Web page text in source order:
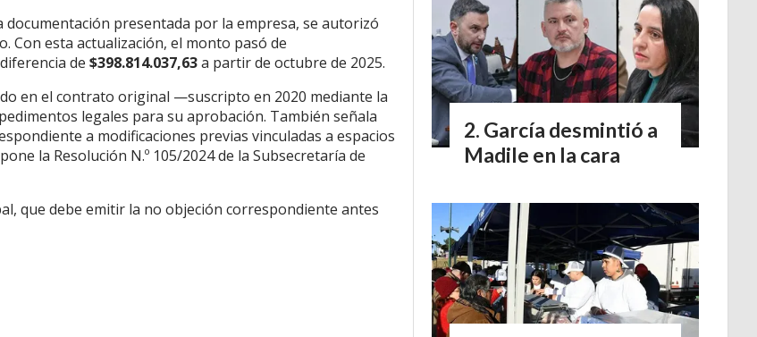
documentación presentada por la empresa, se autorizó
Con esta actualización, el monto pasó de
de $398.814.037,63a partir de octubre de 2025.
en el contrato original —suscripto en 2020 mediante la
legales para su aprobación. También señala
a modificaciones previas vinculadas a espacios
la Resolución N.º 105/2024 de la Subsecretaría de
que debe emitir la no objeción correspondiente antes
García desmintió a
Madile en la cara